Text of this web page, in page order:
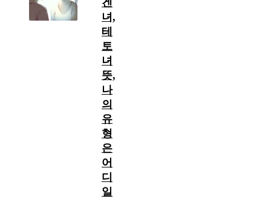
녀,
테
토
녀
뜻,
나
의
유
형
은
어
디
일